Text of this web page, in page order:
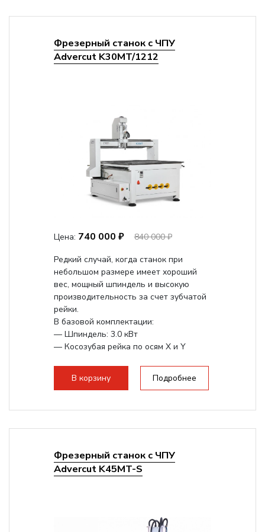
Фрезерный станок с ЧПУ
Advercut K30MT/1212
Цена: 740 000 ₽
840 000 ₽
Редкий случай, когда станок при
небольшом размере имеет хороший
вес, мощный шпиндель и высокую
производительность за счет зубчатой
рейки.
В базовой комплектации:
— Шпиндель: 3.0 кВт
— Косозубая рейка по осям X и Y
В корзину
Подробнее
Фрезерный станок с ЧПУ
Advercut K45MT-S